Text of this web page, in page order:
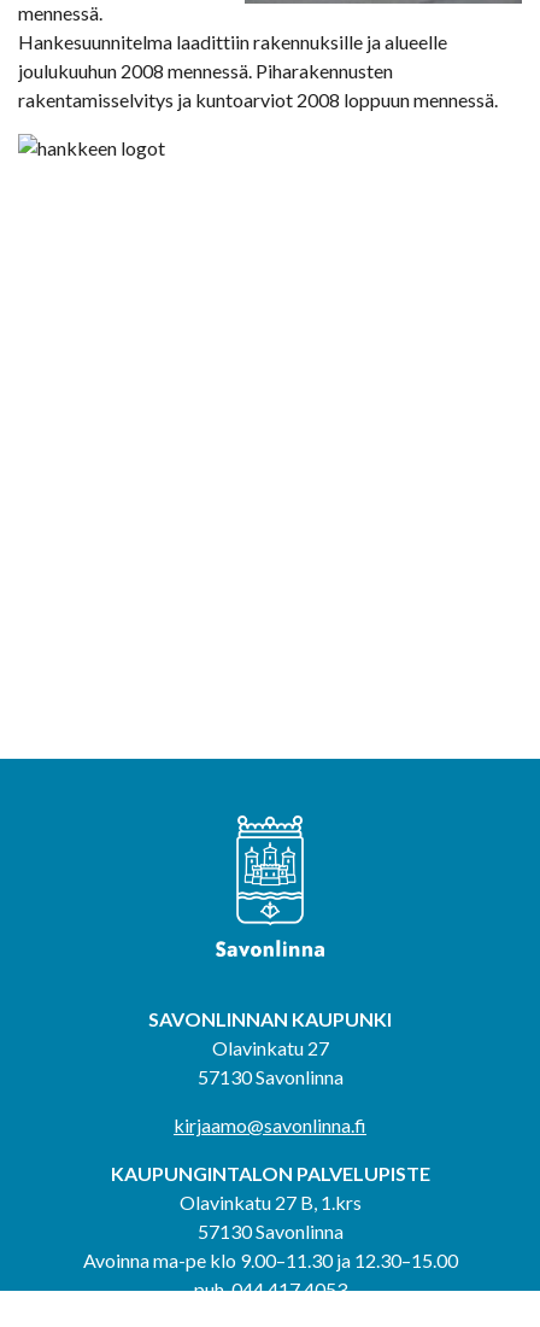
mennessä.
Hankesuunnitelma laadittiin rakennuksille ja alueelle
joulukuuhun 2008 mennessä. Piharakennusten
rakentamisselvitys ja kuntoarviot 2008 loppuun mennessä.
SAVONLINNAN KAUPUNKI
Olavinkatu 27
57130 Savonlinna
kirjaamo@savonlinna.fi
KAUPUNGINTALON PALVELUPISTE
Olavinkatu 27 B, 1.krs
57130 Savonlinna
Avoinna ma-pe klo 9.00–11.30 ja 12.30–15.00
puh. 044 417 4053